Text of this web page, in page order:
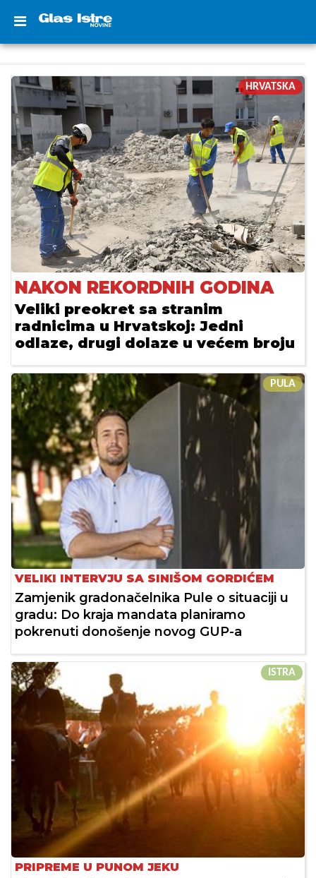
HRVATSKA
NAKON REKORDNIH GODINA
Veliki preokret sa stranim
radnicima u Hrvatskoj: Jedni
odlaze, drugi dolaze u većem broju
PULA
VELIKI INTERVJU SA SINIŠOM GORDIĆEM
Zamjenik gradonačelnika Pule o situaciji u
gradu: Do kraja mandata planiramo
pokrenuti donošenje novog GUP-a
ISTRA
PRIPREME U PUNOM JEKU